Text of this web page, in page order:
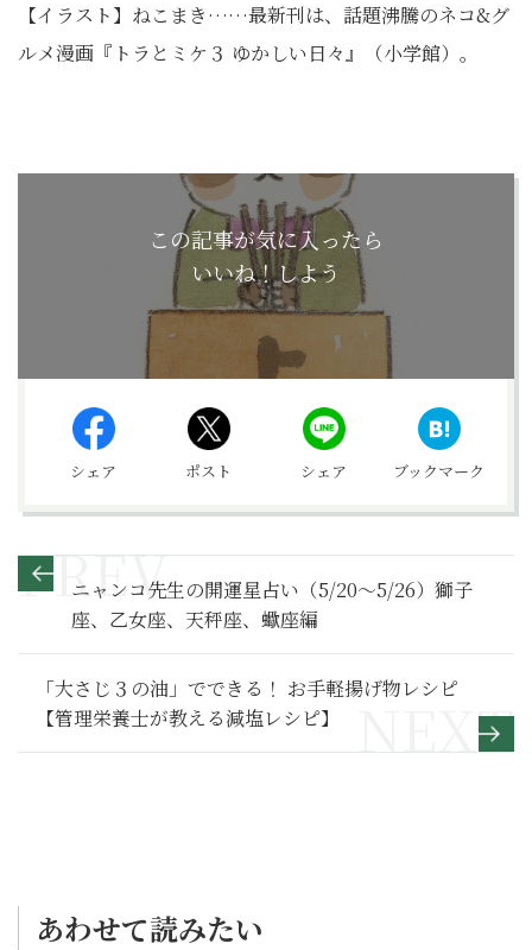
【イラスト】ねこまき……最新刊は、話題沸騰のネコ&グ
ルメ漫画『トラとミケ３ ゆかしい日々』（小学館）。
この記事が気に入ったら
いいね！しよう
シェア ポスト シェア ブックマーク
ニャンコ先生の開運星占い（5/20～5/26）獅子
座、乙女座、天秤座、蠍座編
「大さじ３の油」でできる！ お手軽揚げ物レシピ
【管理栄養士が教える減塩レシピ】
あわせて読みたい